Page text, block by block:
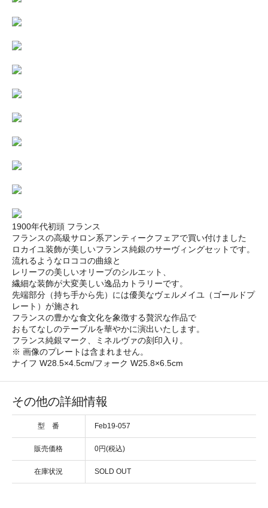
1900年代初頭 フランス
フランスの高級サロン系アンティークフェアで買い付けました
ロカイユ装飾が美しいフランス純銀のサーヴィングセットです。
流れるようなロココの曲線と
レリーフの美しいオリーブのシルエット、
繊細な装飾が大変美しい逸品カトラリーです。
先端部分（持ち手から先）には優美なヴェルメイユ（ゴールドプ
レート）が施され
フランスの豊かな食文化を象徴する贅沢な作品で
おもてなしのテーブルを華やかに演出いたします。
フランス純銀マーク、ミネルヴァの刻印入り。
※ 画像のプレートは含まれません。
ナイフ W28.5×4.5cm/フォーク W25.8×6.5cm
その他の詳細情報
型 番 Feb19-057
販売価格 0円(税込)
在庫状況 SOLD OUT